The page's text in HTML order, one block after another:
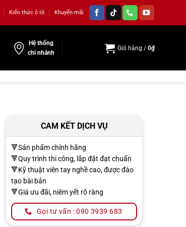
Kiến thức ô tô Khuyến mãi
Hệ thống
chi nhánh
Giỏ hàng / 0₫
CAM KẾT DỊCH VỤ
🔻Sản phẩm chính hãng
🔻Quy trình thi công, lắp đặt đạt chuẩn
🔻Kỹ thuật viên tay nghề cao, được đào
tạo bài bản
🔻Giá ưu đãi, niêm yết rõ ràng
Gọi tư vấn : 090 3939 683